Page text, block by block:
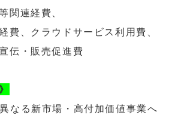
関連経費、
費、クラウドサービス利用費、
伝・販売促進費
なる新市場・高付加価値事業へ